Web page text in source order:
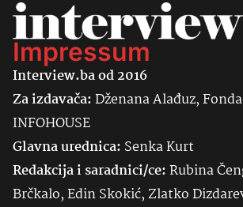
Impressum
Interview.ba od 2016
Za izdavača:Dženana Alađuz,
INFOHOUSE
Glavna urednica: SenkaKurt
Redakcija i saradnici/ce:Rubina
Brčkalo, Edin Skokić, Zlatko